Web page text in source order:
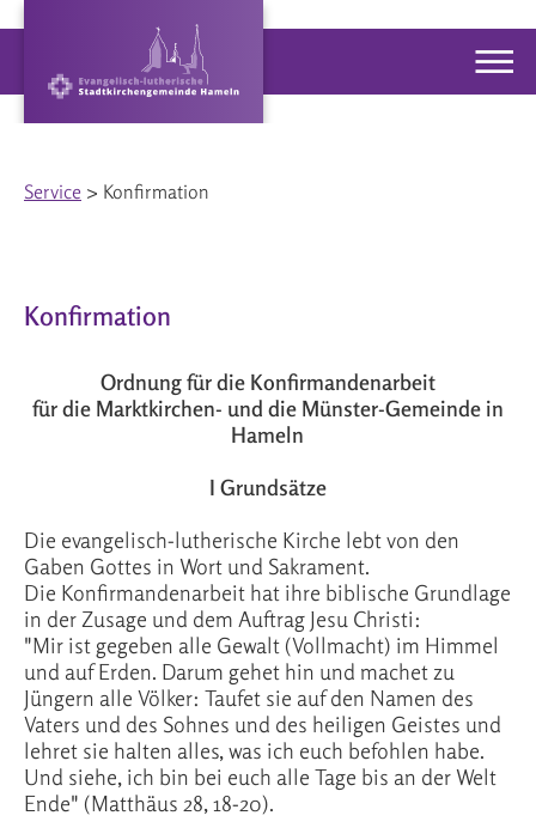
Service > Konfirmation
Konfirmation
Ordnung für die Konfirmandenarbeit
für die Marktkirchen- und die Münster-Gemeinde in
Hameln
I Grundsätze
Die evangelisch-lutherische Kirche lebt von den
Gaben Gottes in Wort und Sakrament.
Die Konfirmandenarbeit hat ihre biblische Grundlage
in der Zusage und dem Auftrag Jesu Christi:
"Mir ist gegeben alle Gewalt (Vollmacht) im Himmel
und auf Erden. Darum gehet hin und machet zu
Jüngern alle Völker: Taufet sie auf den Namen des
Vaters und des Sohnes und des heiligen Geistes und
lehret sie halten alles, was ich euch befohlen habe.
Und siehe, ich bin bei euch alle Tage bis an der Welt
Ende" (Matthäus 28, 18-20).